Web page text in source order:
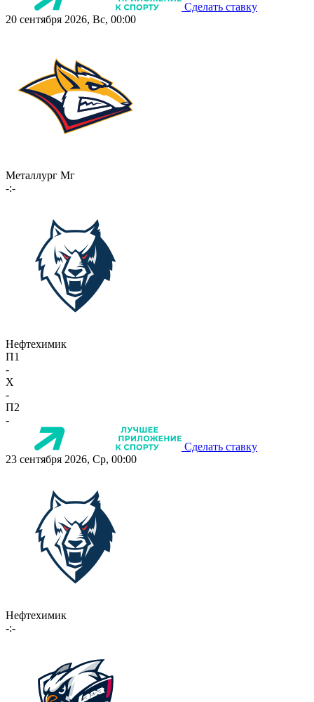
Сделать ставку
20 сентября 2026, Вс, 00:00
Металлург Мг
-:-
Нефтехимик
П1
-
X
-
П2
-
Сделать ставку
23 сентября 2026, Ср, 00:00
Нефтехимик
-:-